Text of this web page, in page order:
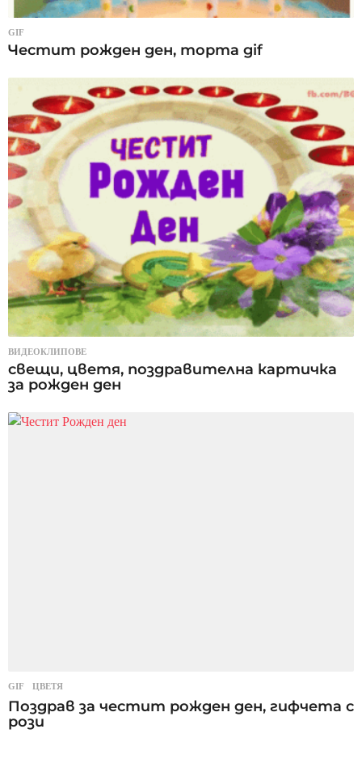
GIF
Честит рожден ден, торта gif
ВИДЕОКЛИПОВЕ
свещи, цветя, поздравителна картичка
за рожден ден
GIF ,ЦВЕТЯ
Поздрав за честит рожден ден, гифчета с
рози